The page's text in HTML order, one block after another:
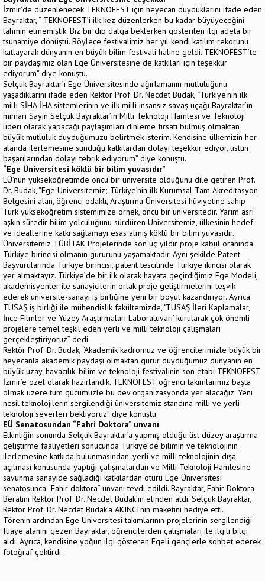
İzmir’de düzenlenecek TEKNOFEST için heyecan duyduklarını ifade eden
Bayraktar, “ TEKNOFEST’i ilk kez düzenlerken bu kadar büyüyeceğini
tahmin etmemiştik. Biz bir dip dalga beklerken gösterilen ilgi adeta bir
tsunamiye dönüştü. Böylece festivalimiz her yıl kendi katılım rekorunu
katlayarak dünyanın en büyük bilim festivali haline geldi. TEKNOFEST’te
bir paydaşımız olan Ege Üniversitesine de katkıları için teşekkür
ediyorum” diye konuştu.
Selçuk Bayraktar’ı Ege Üniversitesinde ağırlamanın mutluluğunu
yaşadıklarını ifade eden Rektör Prof. Dr. Necdet Budak, “Türkiye'nin ilk
milli SİHA-İHA sistemlerinin ve ilk milli insansız savaş uçağı Bayraktar’ın
mimarı Sayın Selçuk Bayraktar’ın Milli Teknoloji Hamlesi ve Teknoloji
lideri olarak yapacağı paylaşımları dinleme fırsatı bulmuş olmaktan
büyük mutluluk duyduğumuzu belirtmek isterim. Kendisine ülkemizin her
alanda ilerlemesine sunduğu katkılardan dolayı teşekkür ediyor, üstün
başarılarından dolayı tebrik ediyorum” diye konuştu.
“Ege Üniversitesi köklü bir bilim yuvasıdır”
EÜ’nün yükseköğretimde öncü bir üniversite olduğunu dile getiren Prof.
Dr. Budak, “Ege Üniversitemiz; Türkiye’nin ilk Kurumsal Tam Akreditasyon
Belgesini alan, öğrenci odaklı, Araştırma Üniversitesi hüviyetine sahip
Türk yükseköğretim sistemimize örnek, öncü bir üniversitedir. Yarım asrı
aşkın süredir bilim yolculuğunu sürdüren Üniversitemiz, ülkesinin hedef
ve ideallerine katkı sağlamayı esas almış köklü bir bilim yuvasıdır.
Üniversitemiz TÜBİTAK Projelerinde son üç yıldır proje kabul oranında
Türkiye birincisi olmanın gururunu yaşamaktadır. Aynı şekilde Patent
Başvurularında Türkiye birincisi, patent tescilinde Türkiye ikincisi olarak
yer almaktayız. Türkiye’de bir ilk olarak hayata geçirdiğimiz Ege Modeli,
akademisyenler ile sanayicilerin ortak proje geliştirmelerini teşvik
ederek üniversite-sanayi iş birliğine yeni bir boyut kazandırıyor. Ayrıca
TUSAŞ iş birliği ile mühendislik fakültemizde, ‘TUSAŞ İleri Kaplamalar,
İnce Filmler ve Yüzey Araştırmaları Laboratuvarı’ kurularak çok önemli
projelere temel teşkil eden yerli ve milli teknoloji çalışmaları
gerçekleştiriyoruz” dedi.
Rektör Prof. Dr. Budak, “Akademik kadromuz ve öğrencilerimizle büyük bir
heyecanla akademik paydaşı olmaktan gurur duyduğumuz dünyanın en
büyük uzay, havacılık, bilim ve teknoloji festivalinin son etabı TEKNOFEST
İzmir’e özel olarak hazırlandık. TEKNOFEST öğrenci takımlarımız başta
olmak üzere tüm gücümüzle bu dev organizasyonda yer alacağız. Yeni
nesil teknolojilerin sergilendiği üniversitemiz standına milli ve yerli
teknoloji severleri bekliyoruz” diye konuştu.
EÜ Senatosundan “Fahri Doktora” unvanı
Etkinliğin sonunda Selçuk Bayraktar’a yapmış olduğu üst düzey araştırma
geliştirme faaliyetleri sonucunda Türkiye’de bilimin ve teknolojinin
ilerlemesine katkıda bulunmasından, yerli ve milli teknolojinin dışa
açılması konusunda yaptığı çalışmalardan ve Milli Teknoloji Hamlesine
savunma sanayide sağladığı katkılardan ötürü Ege Üniversitesi
senatosunca “Fahir doktora” unvanı tevdi edildi. Bayraktar, Fahir Doktora
Beratını Rektör Prof. Dr. Necdet Budak’ın elinden aldı. Selçuk Bayraktar,
Rektör Prof. Dr. Necdet Budak’a AKINCI’nın maketini hediye etti.
Törenin ardından Ege Üniversitesi takımlarının projelerinin sergilendiği
fuaye alanını gezen Bayraktar, öğrencilerden çalışmaları ile ilgili bilgi
aldı. Ayrıca, kendisine yoğun ilgi gösteren Egeli gençlerle sohbet ederek
fotoğraf çektirdi.